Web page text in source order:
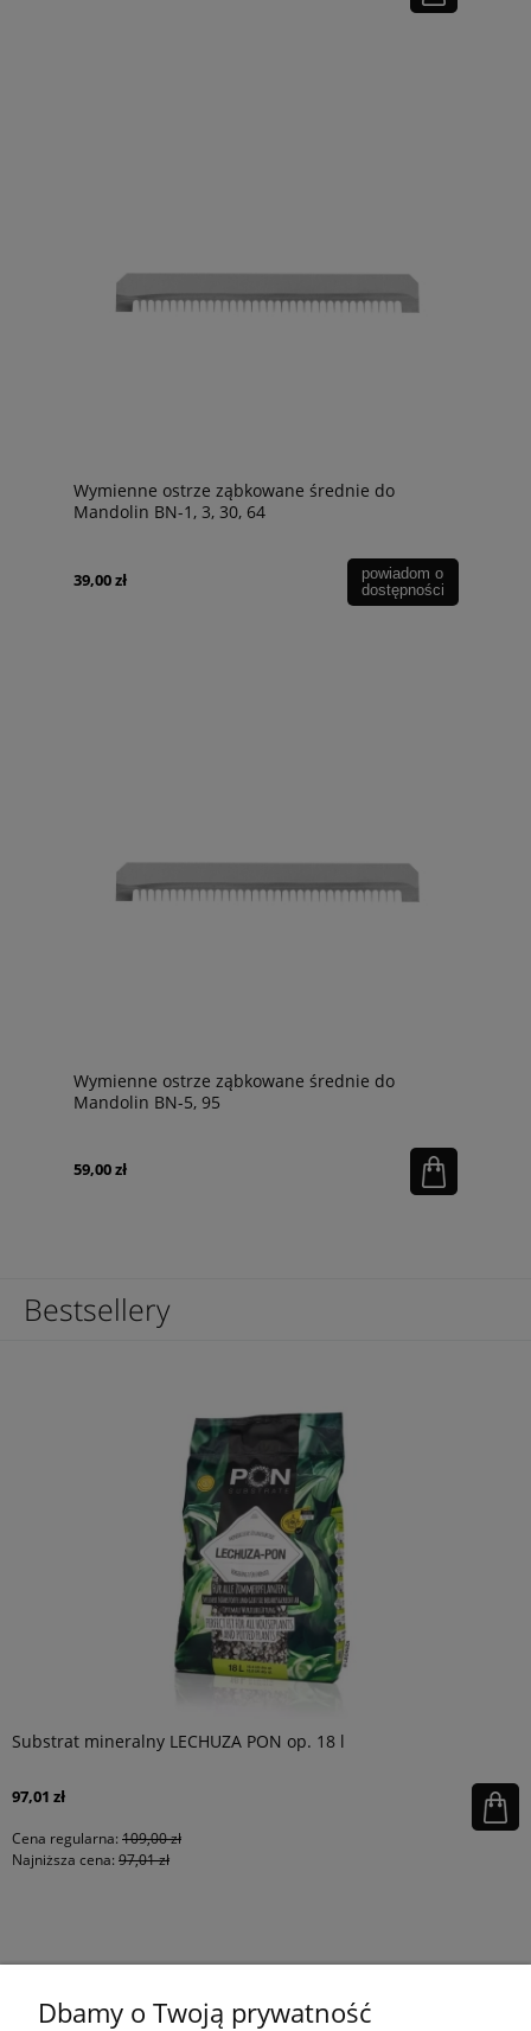
Wymienne ostrze ząbkowane średnie do
Mandolin BN-1, 3, 30, 64
39,00 zł
powiadom o
dostępności
Wymienne ostrze ząbkowane średnie do
Mandolin BN-5, 95
59,00 zł
Bestsellery
Substrat mineralny LECHUZA PON op. 18 l
97,01 zł
Cena regularna: 109,00 zł
Najniższa cena: 97,01 zł
Dbamy o Twoją prywatność